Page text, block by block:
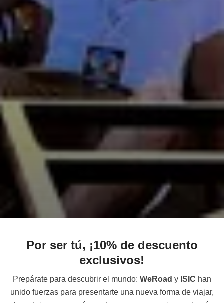
Por ser tú, ¡10% de descuento
exclusivos!
Prepárate para descubrir el mundo: WeRoad y ISIC han
unido fuerzas para presentarte una nueva forma de viajar,